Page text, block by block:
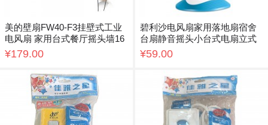
美的壁扇FW40-F3挂壁式工业
电风扇 家用台式餐厅摇头墙16
寸电扇 热销壁扇 团购优选 3档
¥179.00
碧利沙电风扇家用落地扇宿舍
台扇静音摇头小台式电扇立式
学生风扇
¥59.00